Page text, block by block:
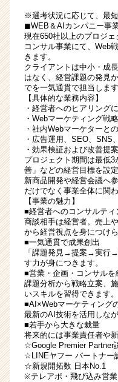
※選考状況に応じて、最
◼︎WEB＆AIカンパニー事
現在650社以上のプロジ
コンサル事業にて、Web
きます。
クライアントは中小・成
はなく、経営課題の発見
でを一気通貫で担当します
【具体的な業務内容】
・経営者へのヒアリング
・Webマーケティング戦
・社内Webマーケターと
・広告運用、SEO、SNS
・効果検証および改善提案
プロジェクト期間は最低
善」などの経営目標を設
新商品開発や経営会議へ
だけでなく事業全体に関
【事業の魅力】
■経営者へのコンサルティ
商談相手は経営者。売上
から経営視点を身につけら
■一気通貫で成果創出
「課題発見→提案→実行→
す力が身につきます。
■営業・企画・コンサルを
課題分析から戦略立案、
いスキルを習得できます。
■AI×Webマーケティング
最新のAI技術を活用しな
■若手から大きな裁量
将来的には事業責任者や
☆Google Premier Partner
☆LINEヤフー パートナー
☆新規開拓数 日本No.1
※テレアポ・飛び込み営業